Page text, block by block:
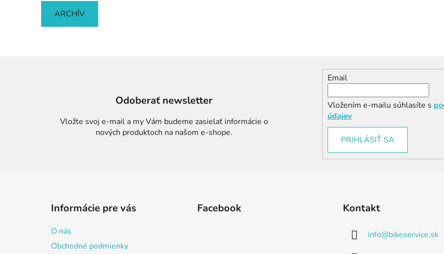
ARCHÍV
Odoberať newsletter
Vložte svoj e-mail a my Vám budeme zasielať informácie o
nových produktoch na našom e-shope.
Email
Vložením e-mailu súhlasíte s
údajov
PRIHLÁSIŤ SA
Informácie pre vás
O nás
Obchodné podmienky
Facebook Kontakt
info@bikeservice.sk